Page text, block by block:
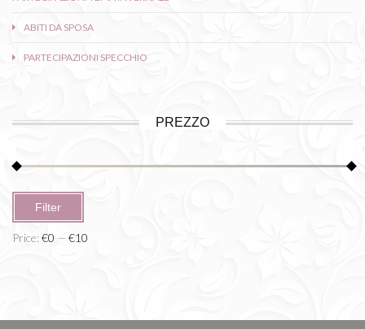
ABITI DA SPOSA
PARTECIPAZIONI SPECCHIO
PREZZO
price
price
Filter
Price:€0 — €10